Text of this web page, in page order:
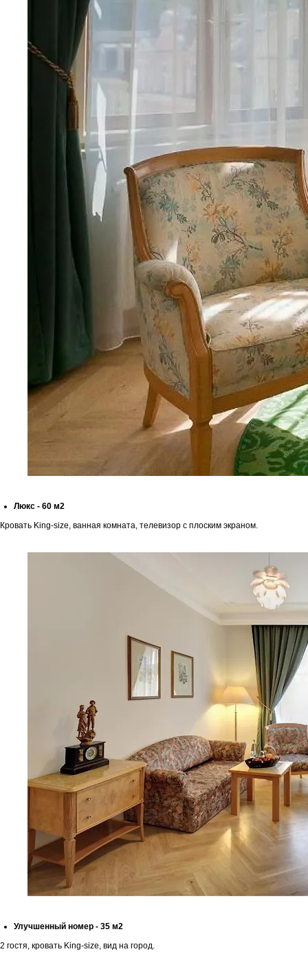
Люкс - 60 м2
Кровать King-size, ванная комната, телевизор с плоским экраном.
Улучшенный номер - 35 м2
2 гостя, кровать King-size, вид на город.